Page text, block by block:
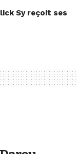
Sy reçoit ses